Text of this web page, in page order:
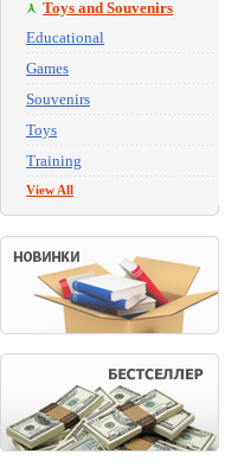
Toys and Souvenirs
Educational
Games
Souvenirs
Toys
Training
View All